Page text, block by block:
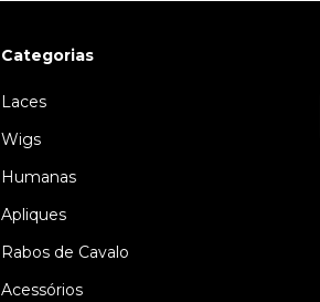
Categorias
Laces
Wigs
Humanas
Apliques
Rabos de Cavalo
Acessórios